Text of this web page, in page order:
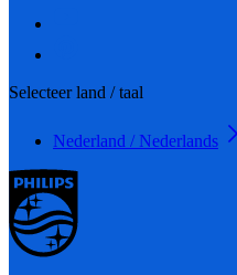
Selecteer land / taal
Nederland / Nederlands